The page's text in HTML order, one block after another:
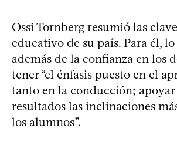
Ossi Tornberg resumió las
educativo de su país. Para él,
además de la confianza en los
tener “el énfasis puesto en el
tanto en la conducción; apoyar
resultados las inclinaciones
los alumnos”.